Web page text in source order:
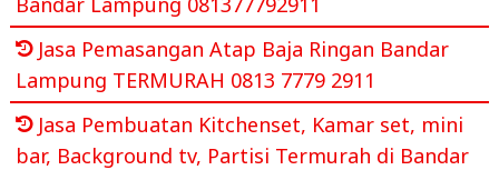
Jasa Pemasangan Atap Baja Ringan Bandar
Lampung TERMURAH 0813 7779 2911
Jasa Pembuatan Kitchenset, Kamar set, mini
bar, Background tv, Partisi Termurah di Bandar